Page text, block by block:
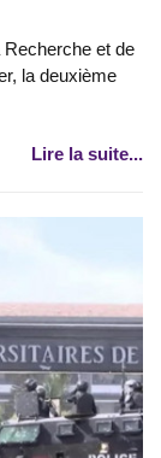
Recherche et de
la deuxième
Lire la suite...